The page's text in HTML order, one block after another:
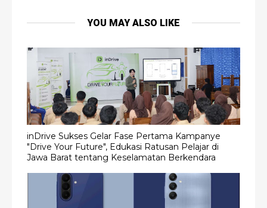
YOU MAY ALSO LIKE
inDrive Sukses Gelar Fase Pertama Kampanye
"Drive Your Future", Edukasi Ratusan Pelajar di
Jawa Barat tentang Keselamatan Berkendara